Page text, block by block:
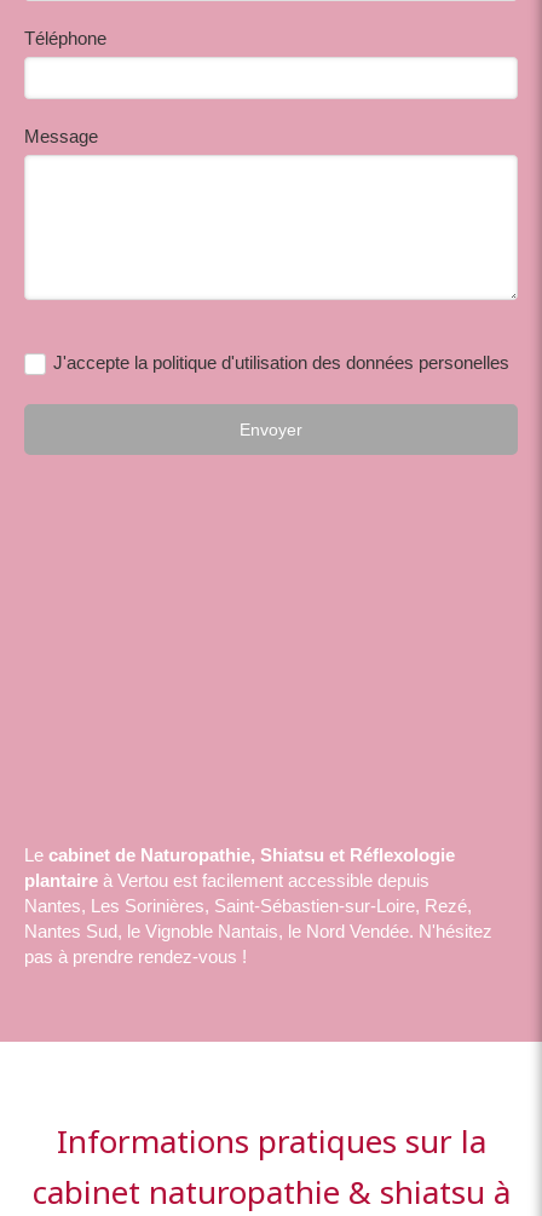
Téléphone
Message
J'accepte la politique d'utilisation des données personelles
Envoyer
Le cabinet de Naturopathie, Shiatsu et Réflexologie
plantaire à Vertou est facilement accessible depuis
Nantes, Les Sorinières, Saint-Sébastien-sur-Loire, Rezé,
Nantes Sud, le Vignoble Nantais, le Nord Vendée. N'hésitez
pas à prendre rendez-vous !
Informations pratiques sur la
cabinet naturopathie & shiatsu à